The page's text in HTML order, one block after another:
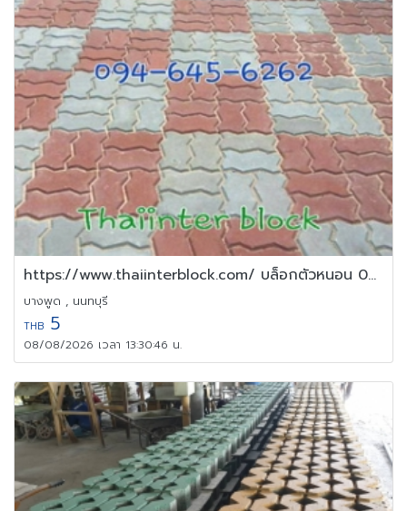
https://www.thaiinterblock.com/ บล็อกตัวหนอน 094-645-6262
บางพูด , นนทบุรี
THB 5
08/08/2026 เวลา 13:30:46 น.